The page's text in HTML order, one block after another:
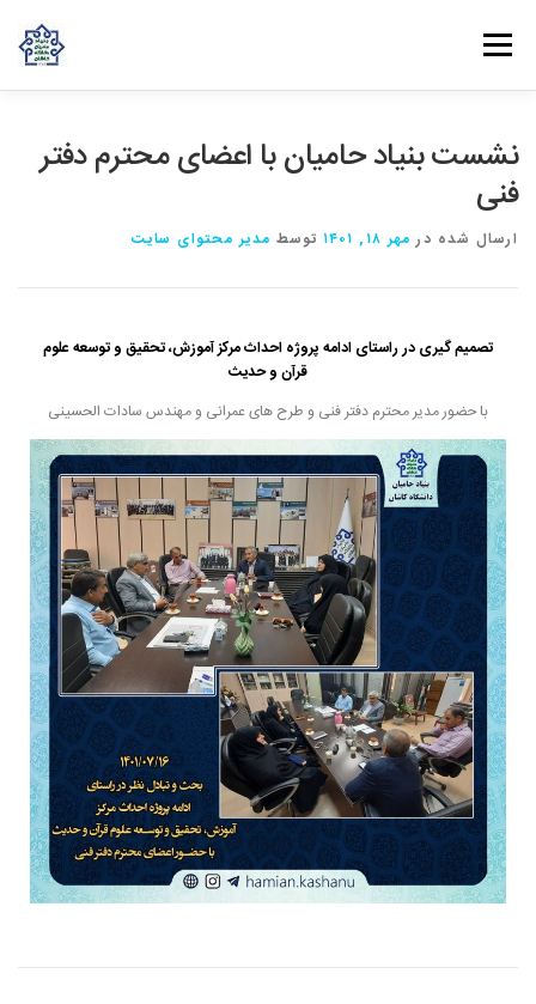
فهرست
نشست بنیاد حامیان با اعضای محترم دفتر
فنی
ارسال شده در مهر ۱۸, ۱۴۰۱ توسط مدیر محتوای سایت
تصمیم گیری در راستای ادامه پروژه احداث مرکز آموزش، تحقیق و توسعه علوم
قرآن و حدیث
با حضور مدیر محترم دفتر فنی و طرح های عمرانی و مهندس سادات الحسینی